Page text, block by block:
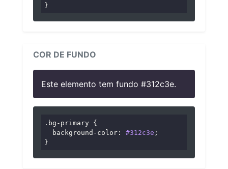
}
COR DE FUNDO
Este elemento tem fundo #312c3e.
.bg-primary {
background-color : #312c3e ;
}